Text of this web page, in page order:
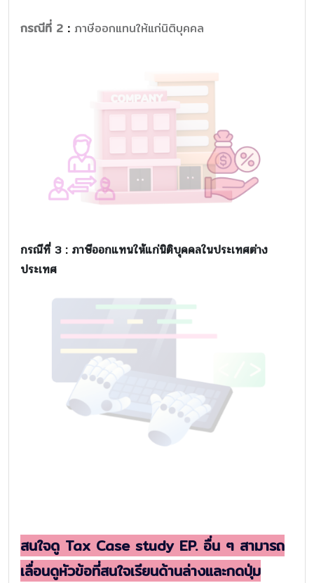
กรณีที่ 2 : ภาษีออกแทนให้แก่นิติบุคคล
กรณีที่ 3 :ภาษีออกแทนให้แก่นิติบุคคลในประเทศต่าง
ประเทศ
สนใจดู Tax Case study EP. อื่น ๆ สามารถ
เลื่อนดูหัวข้อที่สนใจเรียนด้านล่างและกดปุ่ม